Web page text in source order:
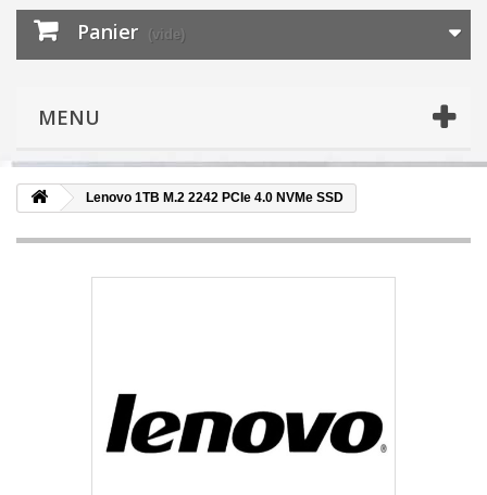
Panier (vide)
MENU
Lenovo 1TB M.2 2242 PCIe 4.0 NVMe SSD